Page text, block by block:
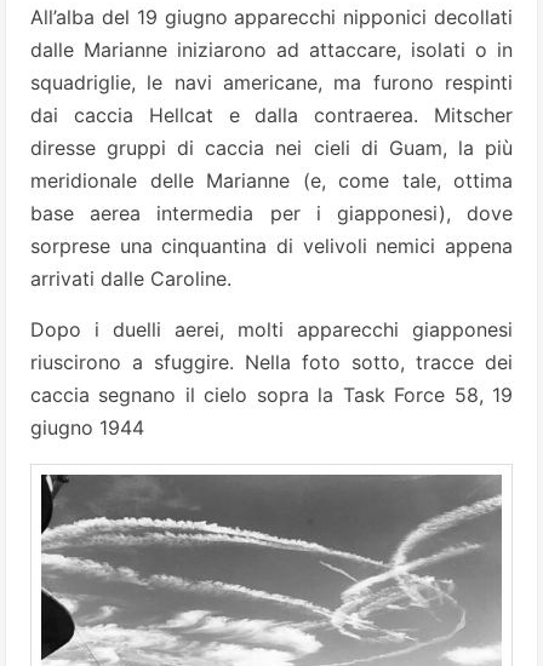
All’alba del 19 giugno apparecchi nipponici decollati
dalle Marianne iniziarono ad attaccare, isolati o in
squadriglie, le navi americane, ma furono respinti
dai caccia Hellcat e dalla contraerea. Mitscher
diresse gruppi di caccia nei cieli di Guam, la più
meridionale delle Marianne (e, come tale, ottima
base aerea intermedia per i giapponesi), dove
sorprese una cinquantina di velivoli nemici appena
arrivati dalle Caroline.
Dopo i duelli aerei, molti apparecchi giapponesi
riuscirono a sfuggire. Nella foto sotto, tracce dei
caccia segnano il cielo sopra la Task Force 58, 19
giugno 1944